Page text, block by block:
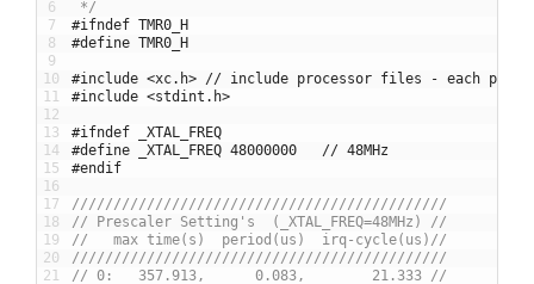
6
7
8
9
10
11
12
13
14
15
16
17
18
19
20
21
*/
#ifndef TMR0_H
#define TMR0_H
#include <xc.h> // include processor files - each
#include <stdint.h>
#ifndef _XTAL_FREQ
#define _XTAL_FREQ 48000000   // 48MHz
#endif
/////////////////////////////////////////////
// Prescaler Setting's  (_XTAL_FREQ=48MHz) //
//   max time(s)  period(us)  irq-cycle(us)//
/////////////////////////////////////////////
// 0:   357.913,      0.083,        21.333 //